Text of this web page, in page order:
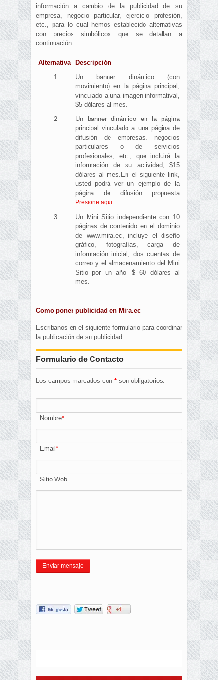
información a cambio de la publicidad de su
empresa, negocio particular, ejercicio profesión,
etc., para lo cual hemos establecido alternativas
con precios simbólicos que se detallan a
continuación:
Alternativa
Descripción
1
Un banner dinámico (con
movimiento) en la página principal,
vinculado a una imagen informatival,
$5 dólares al mes.
2
Un banner dinámico en la página
principal vinculado a una página de
difusión de empresas, negocios
particulares o de servicios
profesionales, etc., que incluirá la
información de su actividad, $15
dólares al mes.En el siguiente link,
usted podrá ver un ejemplo de la
página de difusión propuesta
Presione aquí…
3
Un Mini Sitio independiente con 10
páginas de contenido en el dominio
de www.mira.ec, incluye el diseño
gráfico, fotografías, carga de
información inicial, dos cuentas de
correo y el almacenamiento del Mini
Sitio por un año, $ 60 dólares al
mes.
Como poner publicidad en Mira.ec
Escribanos en el siguiente formulario para coordinar
la publicación de su publicidad.
Formulario de Contacto
Los campos marcados con * son obligatorios.
Nombre
Email
Sitio Web
Enviar mensaje